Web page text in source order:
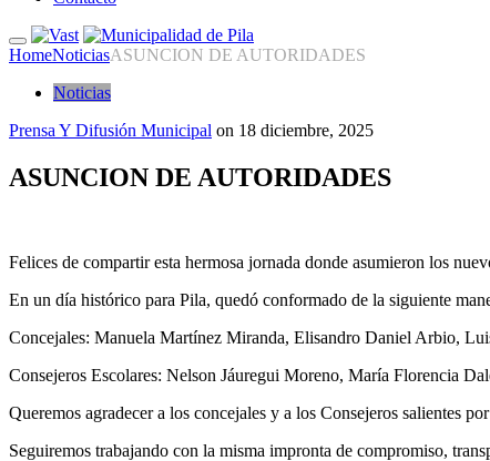
HomeNoticiasASUNCION DE AUTORIDADES
Noticias
Prensa Y Difusión Municipal on 18 diciembre, 2025
ASUNCION DE AUTORIDADES
Felices de compartir esta hermosa jornada donde asumieron los
En un día histórico para Pila, quedó conformado de la siguiente
Concejales: Manuela Martínez Miranda, Elisandro Daniel Arbio,
Consejeros Escolares: Nelson Jáuregui Moreno, María Florencia
Queremos agradecer a los concejales y a los Consejeros salientes
Seguiremos trabajando con la misma impronta de compromiso,